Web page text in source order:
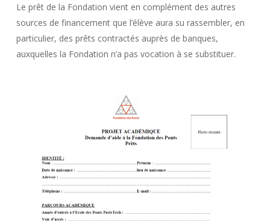
Le prêt de la Fondation vient en complément des autres
sources de financement que l’élève aura su rassembler, en
particulier, des prêts contractés auprès de banques,
auxquelles la Fondation n’a pas vocation à se substituer.